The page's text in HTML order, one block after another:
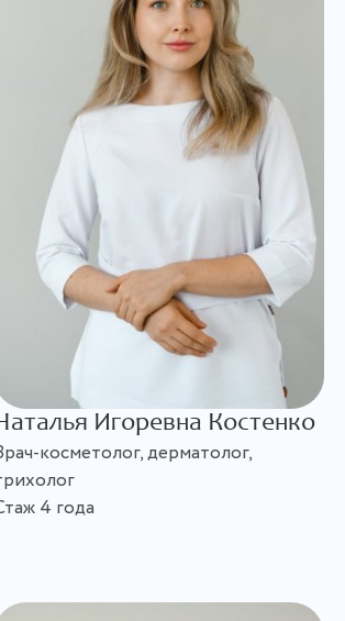
Игоревна Костенко
косметолог, дерматолог,
4 года